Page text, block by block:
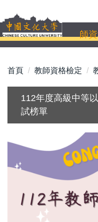
到
主
要
容
師
首頁 教師資格檢定
112年度高級中等
試榜單